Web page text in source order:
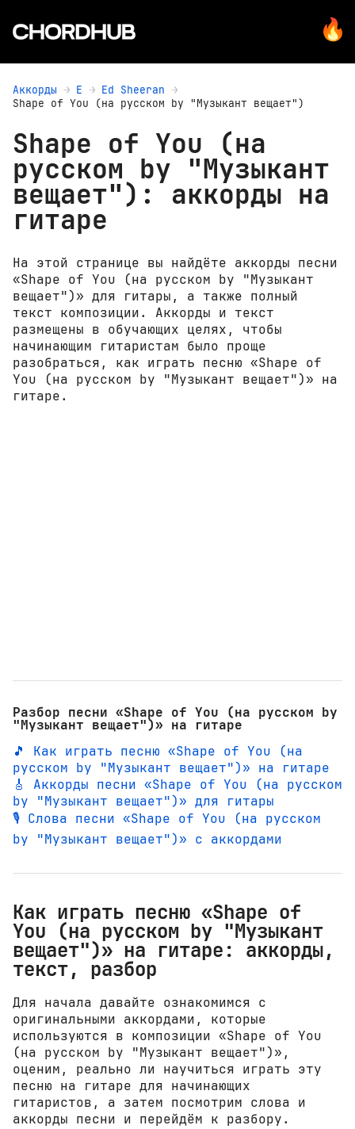
Аккорды E
Ed Sheeran
Shape of You (на русском by "Музыкант вещает")
Shape of You (на
русском by "Музыкант
вещает"): аккорды на
гитаре
На этой странице вы найдёте аккорды песни
«Shape of You (на русском by "Музыкант
вещает")» для гитары, а также полный
текст композиции. Аккорды и текст
размещены в обучающих целях, чтобы
начинающим гитаристам было проще
разобраться, как играть песню «Shape of
You (на русском by "Музыкант вещает")» на
гитаре.
Разбор песни «Shape of You (на русском by
"Музыкант вещает")» на гитаре
🎵 Как играть песню «Shape of You (на
русском by "Музыкант вещает")» на гитаре
🎸 Аккорды песни «Shape of You (на русском
by "Музыкант вещает")» для гитары
🎙️ Слова песни «Shape of You (на русском
by "Музыкант вещает")» с аккордами
Как играть песню «Shape of
You (на русском by "Музыкант
вещает")» на гитаре: аккорды,
текст, разбор
Для начала давайте ознакомимся с
оригинальными аккордами, которые
используются в композиции «Shape of You
(на русском by "Музыкант вещает")»,
оценим, реально ли научиться играть эту
песню на гитаре для начинающих
гитаристов, а затем посмотрим слова и
аккорды песни и перейдём к разбору.